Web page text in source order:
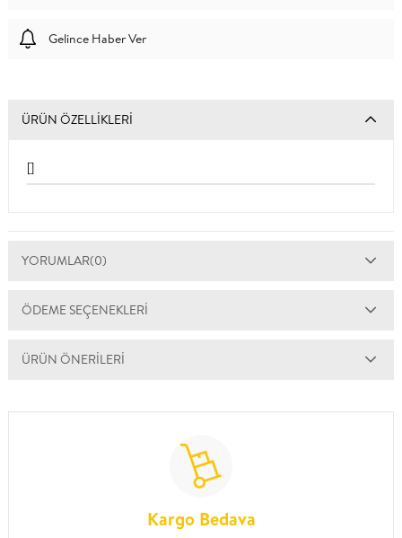
Gelince Haber Ver
ÜRÜN ÖZELLIKLERI
[]
YORUMLAR(0)
ÖDEME SEÇENEKLERI
ÜRÜN ÖNERILERI
Kargo Bedava